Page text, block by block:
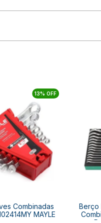
13% OFF
Combinadas
MAYLE
Berço